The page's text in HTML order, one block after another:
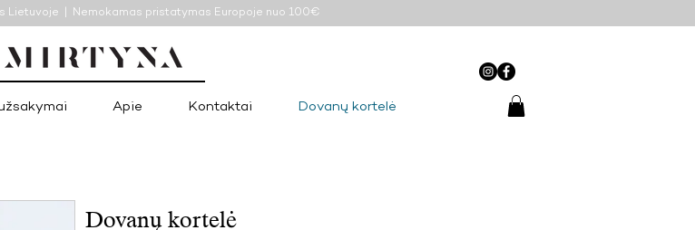
Lietuvoje | Nemokamas pristatymas Europoje nuo 100€
Apie Kontaktai Dovanų kortelė
Dovanų kortelė